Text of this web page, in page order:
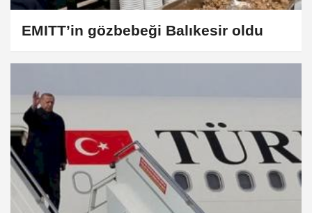
EMITT’in gözbebeği Balıkesir oldu